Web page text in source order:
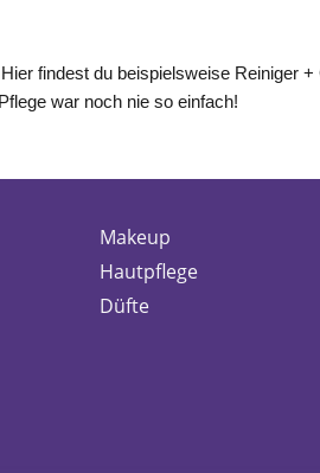
findest du beispielsweise Reiniger
war noch nie so einfach!
Makeup
Hautpflege
Düfte